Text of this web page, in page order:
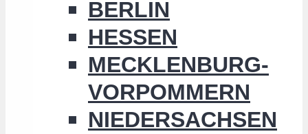
BERLIN
HESSEN
MECKLENBURG-
VORPOMMERN
NIEDERSACHSEN